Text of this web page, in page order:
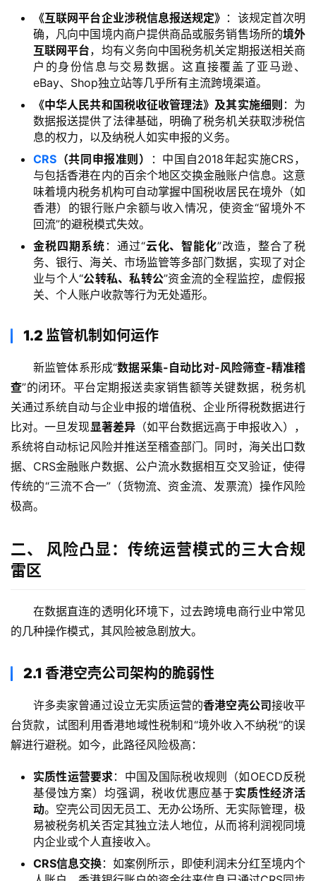
《互联网平台企业涉税信息报送规定》 ：该规定首次明
确，凡向中国境内商户提供商品或服务销售场所的境外
互联网平台，均有义务向中国税务机关定期报送相关商
户的身份信息与交易数据。这直接覆盖了亚马逊、
eBay、Shop独立站等几乎所有主流跨境渠道。
《中华人民共和国税收征收管理法》及其实施细则 ：为
数据报送提供了法律基础，明确了税务机关获取涉税信
息的权力，以及纳税人如实申报的义务。
CRS （共同申报准则）
：中国自2018年起实施CRS，
与包括香港在内的百余个地区交换金融账户信息。这意
味着境内税务机构可自动掌握中国税收居民在境外（如
香港）的银行账户余额与收入情况，使资金“留境外不
回流”的避税模式失效。
金税四期系统 ：通过“云化、智能化”改造，整合了税
务、银行、海关、市场监管等多部门数据，实现了对企
业与个人“公转私、私转公”资金流的全程监控，虚假报
关、个人账户收款等行为无处遁形。
1.2 监管机制如何运作
新监管体系形成“数据采集-自动比对-风险筛查-精准稽
查”的闭环。平台定期报送卖家销售额等关键数据，税务机
关通过系统自动与企业申报的增值税、企业所得税数据进行
比对。一旦发现显著差异（如平台数据远高于申报收入），
系统将自动标记风险并推送至稽查部门。同时，海关出口数
据、CRS金融账户数据、公户流水数据相互交叉验证，使得
传统的“三流不合一”（货物流、资金流、发票流）操作风险
极高。
二、 风险凸显：传统运营模式的三大合规
雷区
在数据直连的透明化环境下，过去跨境电商行业中常见
的几种操作模式，其风险被急剧放大。
2.1 香港空壳公司架构的脆弱性
许多卖家曾通过设立无实质运营的香港空壳公司接收平
台货款，试图利用香港地域性税制和“境外收入不纳税”的误
解进行避税。如今，此路径风险极高：
实质性运营要求：中国及国际税收规则（如OECD反税
基侵蚀方案）均强调，税收优惠应基于实质性经济活
动。空壳公司因无员工、无办公场所、无实际管理，极
易被税务机关否定其独立法人地位，从而将利润视同境
内企业或个人直接收入。
CRS信息交换：如案例所示，即使利润未分红至境内个